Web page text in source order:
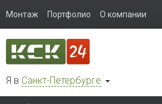
Монтаж Портфолио О компании
Я в Санкт-Петербурге